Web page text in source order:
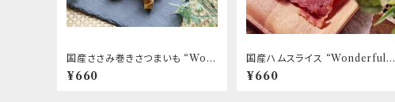
国産ささみ巻きさつまいも “Won
derful Kitchen / (旧)P-ball”
¥660
国産ハムスライス “Wonderful K
itchen / (旧)P-ball”
¥660